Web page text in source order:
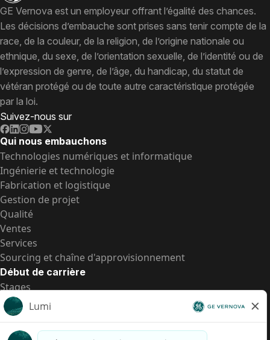
GE Vernova est un employeur offrant l’égalité des chances.
Les décisions d’embauche sont prises sans tenir compte de la
race, de la couleur, de la religion, de l’origine nationale ou
ethnique, du sexe, de l’orientation sexuelle, de l’identité ou de
l’expression de genre, de l’âge, du handicap, du statut de
vétéran protégé ou de toute autre caractéristique protégée
par la loi.
Suivez-nous sur
Qui nous embauchons
Technologies numériques et informatique
Ingénierie et technologie
Fabrication et logistique
Gestion de projet
Qualité
Ventes
Services
Sourcing et chaîne d'approvisionnement
Début de carrière
Stages
Postes de d’entrée
Toutes les opportunités
Postes de d’entrée